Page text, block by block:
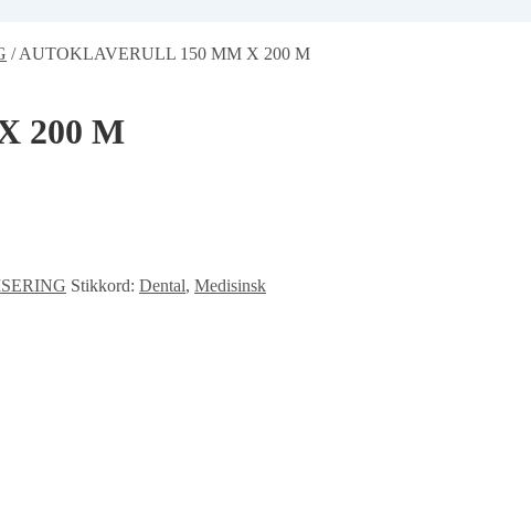
/AUTOKLAVERULL 150 MM X 200 M
200 M
Stikkord: Dental, Medisinsk